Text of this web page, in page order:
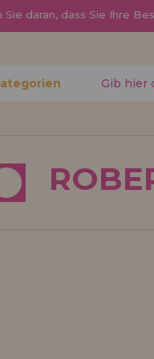
Sie daran, dass Sie Ihre